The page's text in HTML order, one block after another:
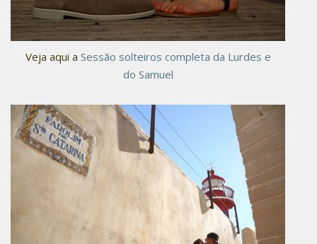
Veja aqui a Sessão solteiros completa da Lurdes e
do Samuel